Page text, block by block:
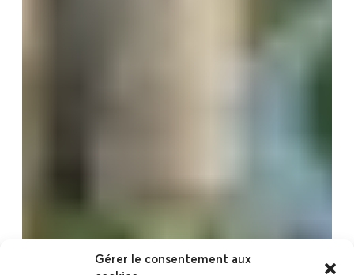
Gérer le consentement aux